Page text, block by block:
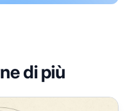
di più
al Marketing